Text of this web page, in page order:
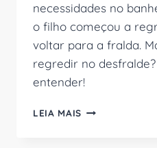
necessidades no
o filho começou a
voltar para a fralda.
regredir no
entender!
LEIA MAIS